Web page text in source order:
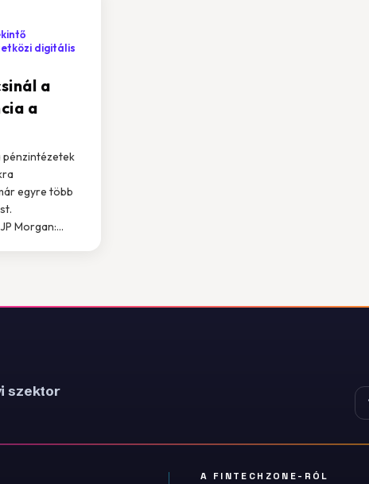
a
a
digitális
pénzintézetek
egyre több
Morgan:...
szektor
A FINTECHZONE-RÓL